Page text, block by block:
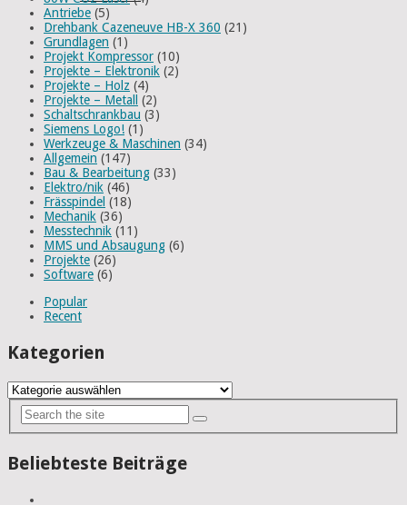
Antriebe (5)
Drehbank Cazeneuve HB-X 360 (21)
Grundlagen (1)
Projekt Kompressor (10)
Projekte – Elektronik (2)
Projekte – Holz (4)
Projekte – Metall
(2)
Schaltschrankbau (3)
Siemens Logo! (1)
Werkzeuge & Maschinen (34)
Allgemein (147)
Bau & Bearbeitung (33)
Elektro/nik (46)
Frässpindel (18)
Mechanik (36)
Messtechnik (11)
MMS und Absaugung (6)
Projekte (26)
Software (6)
Popular
Recent
Kategorien
Kategorien
Beliebteste Beiträge